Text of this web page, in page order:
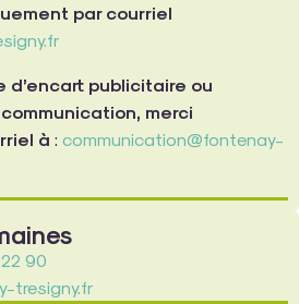
par courriel
d’encart publicitaire ou
merci
à : communication@fontenay-
90
tresigny.fr